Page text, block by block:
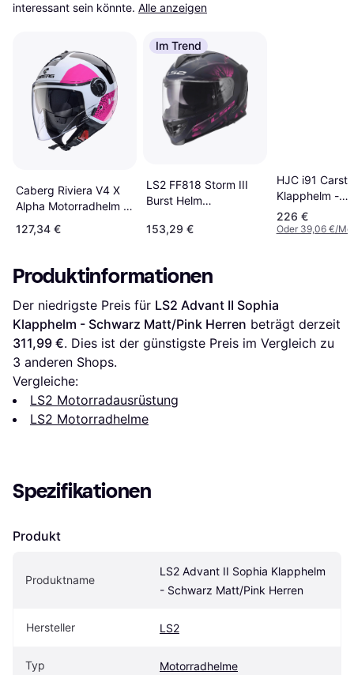
interessant sein könnte. Alle anzeigen
Caberg Riviera V4 X
Alpha Motorradhelm -
Schwarz Weiss Pink
Herren, Unisex
127,34 €
Im Trend
LS2 FF818 Storm III
Burst Helm
153,29 €
HJC i91 Carst
Klapphelm -
Schwarz/Pink
226 €
Oder 39,06 €/
Produktinformationen
Der niedrigste Preis für LS2 Advant II Sophia
Klapphelm - Schwarz Matt/Pink Herren
311,99 €
3 anderen Shops.
Vergleiche:
LS2 Motorradausrüstung
LS2 Motorradhelme
Spezifikationen
Produkt
Produktname
LS2 Advant II Sophia Klapphelm
- Schwarz Matt/Pink Herren
Hersteller LS2
Typ Motorradhelme